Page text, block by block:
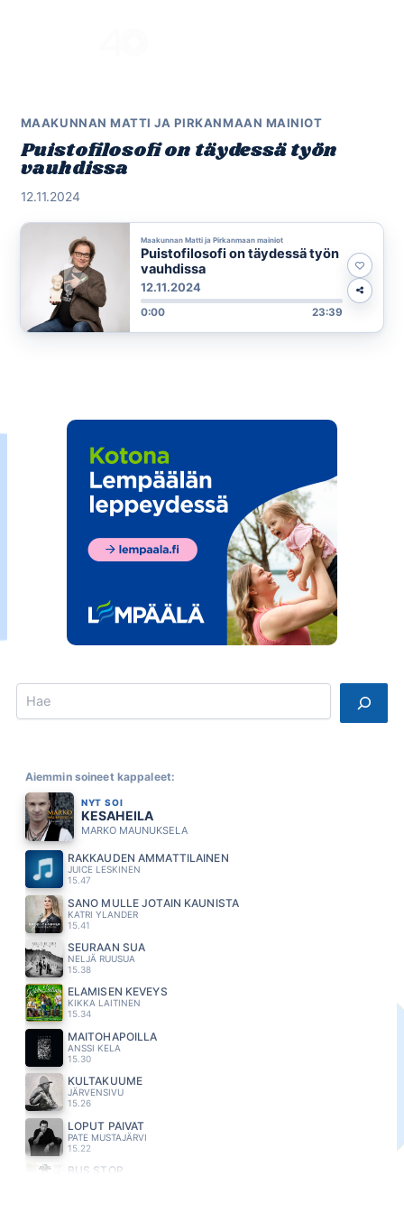
MAAKUNNAN MATTI JA PIRKANMAAN MAINIOT
Puistofilosofi on täydessä työn
vauhdissa
12.11.2024
Maakunnan Matti ja Pirkanmaan mainiot
Puistofilosofi on täydessä työn
vauhdissa
12.11.2024
0:00 23:39
Search
Aiemmin soineet kappaleet:
NYT SOI
KESAHEILA
MARKO MAUNUKSELA
RAKKAUDEN AMMATTILAINEN
JUICE LESKINEN
15.47
SANO MULLE JOTAIN KAUNISTA
KATRI YLANDER
15.41
SEURAAN SUA
NELJÄ RUUSUA
15.38
ELÄMISEN KEVEYS
KIKKA LAITINEN
15.34
MAITOHAPOILLA
ANSSI KELA
15.30
KULTAKUUME
JÄRVENSIVU
15.26
LOPUT PÄIVÄT
PATE MUSTAJÄRVI
15.22
BUS STOP